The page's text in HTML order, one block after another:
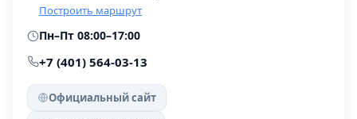
Построить маршрут
Пн–Пт 08:00–17:00
+7 (401) 564-03-13
Официальный сайт